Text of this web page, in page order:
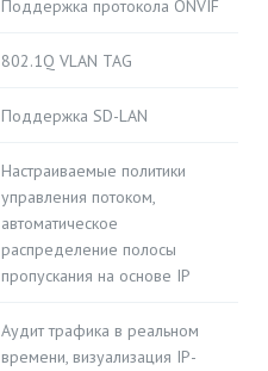
Поддержка протокола ONVIF
802.1Q VLAN TAG
Поддержка SD-LAN
Настраиваемые политики
управления потоком,
автоматическое
распределение полосы
пропускания на основе IP
Аудит трафика в реальном
времени, визуализация IP-